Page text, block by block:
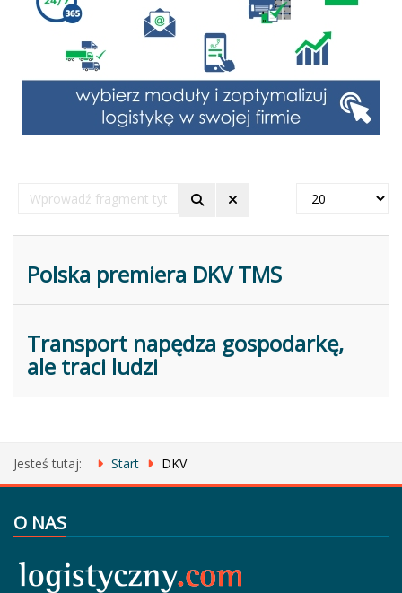
Wprowadź
fragment
Pokaż
Polska premiera DKV TMS
Transport napędza gospodarkę,
ale traci ludzi
Jesteś tutaj: Start DKV
O NAS